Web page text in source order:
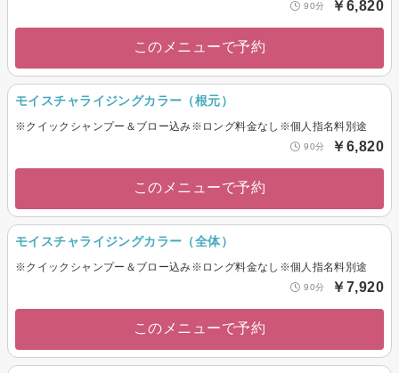
90分 ￥6,820
このメニューで予約
モイスチャライジングカラー（根元）
※クイックシャンプー＆ブロー込み※ロング料金なし※個人指名料別途
90分 ￥6,820
このメニューで予約
モイスチャライジングカラー（全体）
※クイックシャンプー＆ブロー込み※ロング料金なし※個人指名料別途
90分 ￥7,920
このメニューで予約